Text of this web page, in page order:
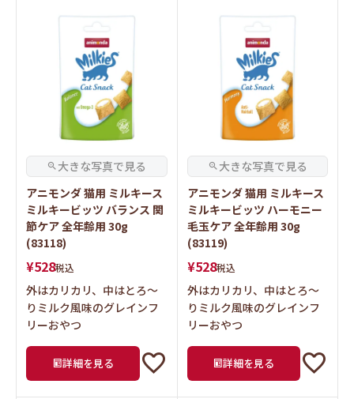
アニモンダ 猫用 ミルキース
ミルキービッツ バランス 関
節ケア 全年齢用 30g
(83118)
¥528税込
外はカリカリ、中はとろ～
りミルク風味のグレインフ
リーおやつ
詳細を見る
アニモンダ 猫用 ミルキース
ミルキービッツ ハーモニー
毛玉ケア 全年齢用 30g
(83119)
¥528税込
外はカリカリ、中はとろ～
りミルク風味のグレインフ
リーおやつ
詳細を見る